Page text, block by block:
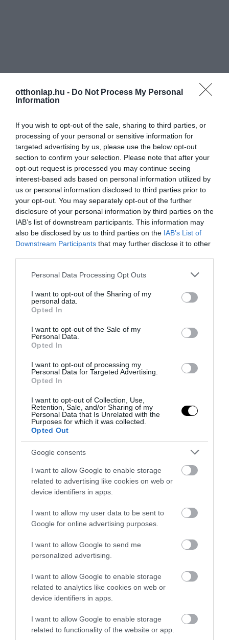
otthonlap.hu - Do Not Process My Personal
Information
If you wish to opt-out of the sale, sharing to third parties, or
processing of your personal or sensitive information for
targeted advertising by us, please use the below opt-out
section to confirm your selection. Please note that after your
opt-out request is processed you may continue seeing
interest-based ads based on personal information utilized by
us or personal information disclosed to third parties prior to
your opt-out. You may separately opt-out of the further
disclosure of your personal information by third parties on the
IAB’s list of downstream participants. This information may
also be disclosed by us to third parties on the IAB’s List of
Downstream Participants that may further disclose it to other
Please note that this website/app uses one or more Google
not limited to your visit or usage behaviour. You may click to
grant or deny consent to Google and its third-party tags to
use your data for below specified purposes in below Google
consent section.
Personal Data Processing Opt Outs
I want to opt-out of the Sharing of my
personal data.
Opted In
I want to opt-out of the Sale of my
Personal Data.
Opted In
I want to opt-out of processing my
Personal Data for Targeted Advertising.
Opted In
I want to opt-out of Collection, Use,
Retention, Sale, and/or Sharing of my
Personal Data that Is Unrelated with the
Purposes for which it was collected.
Opted Out
Google consents
I want to allow Google to enable storage
related to advertising like cookies on web or
device identifiers in apps.
I want to allow my user data to be sent to
Google for online advertising purposes.
I want to allow Google to send me
personalized advertising.
I want to allow Google to enable storage
related to analytics like cookies on web or
device identifiers in apps.
I want to allow Google to enable storage
related to functionality of the website or app.
75
MEGOSZTÁS
KAPCSOLÓDÓ OLVASMÁNY
LEKÓKAD? LEHET, HOGY A
BALKON LEVEGŐJE SZÍVJA KI
AKADÁLYOZD MEG, HOGY
2026-08-03